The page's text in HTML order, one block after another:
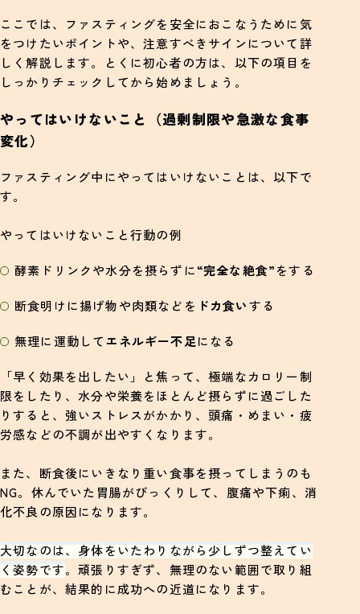
ここでは、ファスティングを安全におこなうために気
をつけたいポイントや、注意すべきサインについて詳
しく解説します。とくに初心者の方は、以下の項目を
しっかりチェックしてから始めましょう。
やってはいけないこと（過剰制限や急激な食事
変化）
ファスティング中にやってはいけないことは、以下で
す。
やってはいけないこと行動の例
酵素ドリンクや水分を摂らずに“完全な絶食”をする
断食明けに揚げ物や肉類などを ドカ食いする
無理に運動してエネルギー不足になる
「早く効果を出したい」と焦って、極端なカロリー制
限をしたり、水分や栄養をほとんど摂らずに過ごした
りすると、強いストレスがかかり、頭痛・めまい・疲
労感などの不調が出やすくなります。
また、断食後にいきなり重い食事を摂ってしまうのも
NG。休んでいた胃腸がびっくりして、腹痛や下痢、消
化不良の原因になります。
大切なのは、身体をいたわりながら少しずつ整えてい
く姿勢です。頑張りすぎず、無理のない範囲で取り組
むことが、結果的に成功への近道になります。